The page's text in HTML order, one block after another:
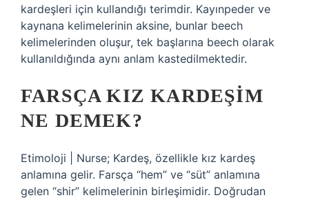
kardeşleri için kullandığı terimdir. Kayınpeder ve
kaynana kelimelerinin aksine, bunlar beech
kelimelerinden oluşur, tek başlarına beech olarak
kullanıldığında aynı anlam kastedilmektedir.
FARSÇA KIZ KARDEŞIM
NE DEMEK?
Etimoloji | Nurse; Kardeş, özellikle kız kardeş
anlamına gelir. Farsça “hem” ve “süt” anlamına
gelen “shir” kelimelerinin birleşimidir. Doğrudan